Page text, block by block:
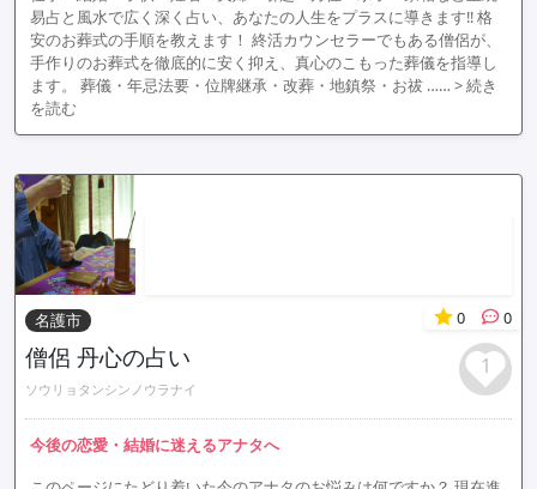
易占と風水で広く深く占い、あなたの人生をプラスに導きます!! 格
安のお葬式の手順を教えます！ 終活カウンセラーでもある僧侶が、
手作りのお葬式を徹底的に安く抑え、真心のこもった葬儀を指導し
ます。 葬儀・年忌法要・位牌継承・改葬・地鎮祭・お祓 …… > 続き
を読む
名護市 0 0
僧侶 丹心の占い
ソウリョタンシンノウラナイ
1
今後の恋愛・結婚に迷えるアナタへ